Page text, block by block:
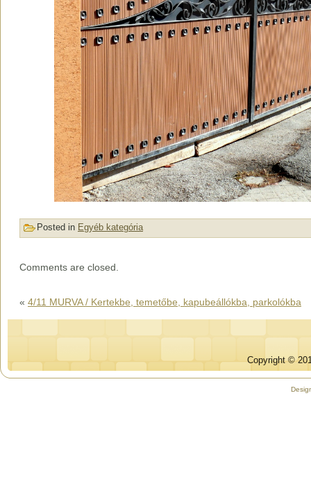
Posted in Egyéb kategória
Comments are closed.
« 4/11 MURVA / Kertekbe, temetőbe, kapubeállókba, parkolókba
Copyright ©